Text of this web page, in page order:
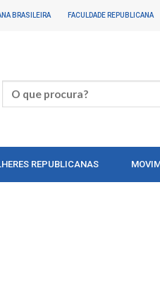
BRASILEIRA FACULDADE REPUBLICANA
REPUBLICANAS